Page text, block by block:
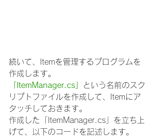
続いて、Itemを管理するプログラムを
作成します。
「ItemManager.cs」
という名前のスク
リプトファイルを作成して、Itemにア
タッチしておきます。
作成した「ItemManager.cs」を立ち上
げて、以下のコードを記述します。